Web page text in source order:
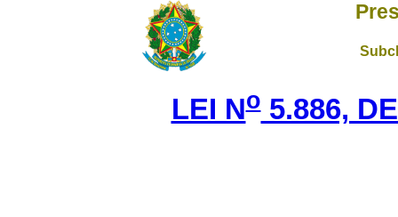
LEI No5.886,